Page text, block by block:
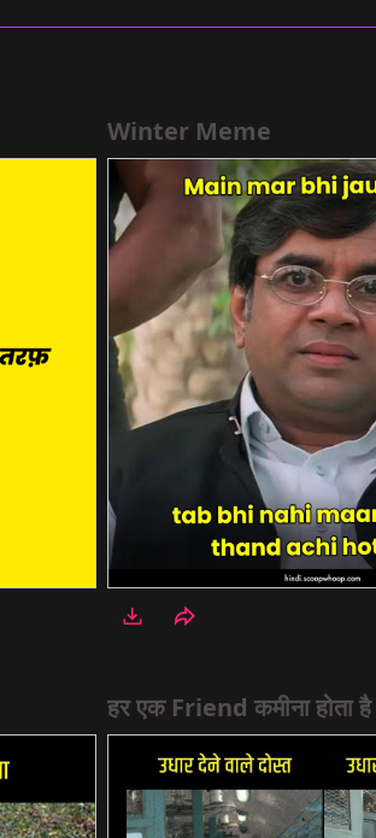
Winter Meme
हर एक Friend कमीना होता है